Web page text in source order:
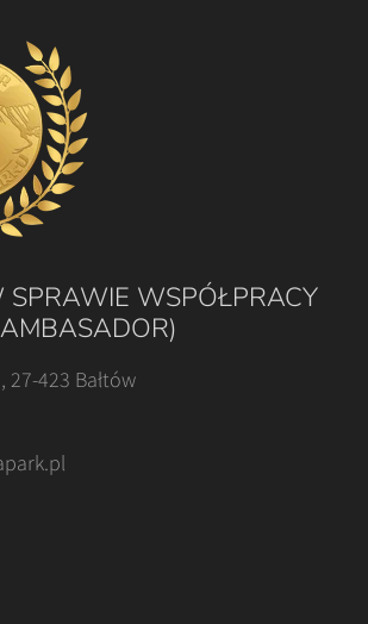
SPRAWIE WSPÓŁPRACY
27-423 Bałtów